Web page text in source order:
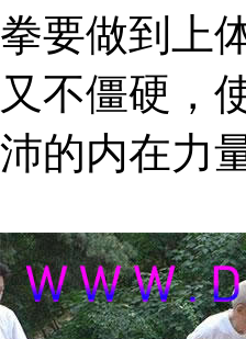
拳要做到上
又不僵硬，
沛的内在力